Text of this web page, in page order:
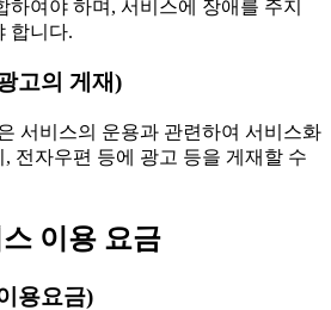
하여야 하며, 서비스에 장애를 주지
합니다.
고의 게재)
서비스의 운용과 관련하여 서비스화
, 전자우편 등에 광고 등을 게재할 수
이용 요금
용요금)